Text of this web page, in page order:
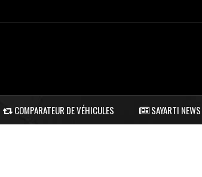
COMPARATEUR DE VÉHICULES SAYARTI NEWS